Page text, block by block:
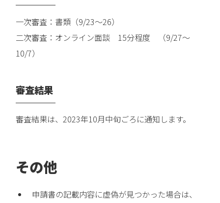
一次審査：書類（9/23～26）
二次審査：オンライン面談 15分程度 （9/27～
10/7）
審査結果
審査結果は、2023年10月中旬ごろに通知します。
その他
申請書の記載内容に虚偽が見つかった場合は、